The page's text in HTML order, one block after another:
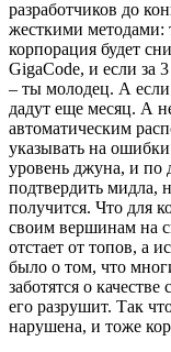
разработчиков до
жесткими методами:
корпорация будет
GigaCode, и если за
– ты молодец. А если
дадут еще месяц. А
автоматическим
указывать на
уровень джуна, и по
подтвердить мидла,
получится. Что для
своим вершинам на
отстает от топов, а
было о том, что
заботятся о
его разрушит. Так
нарушена, и тоже